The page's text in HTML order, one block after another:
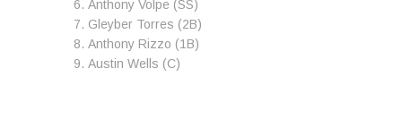
Anthony Volpe (SS)
Gleyber Torres (2B)
Anthony Rizzo (1B)
Austin Wells (C)